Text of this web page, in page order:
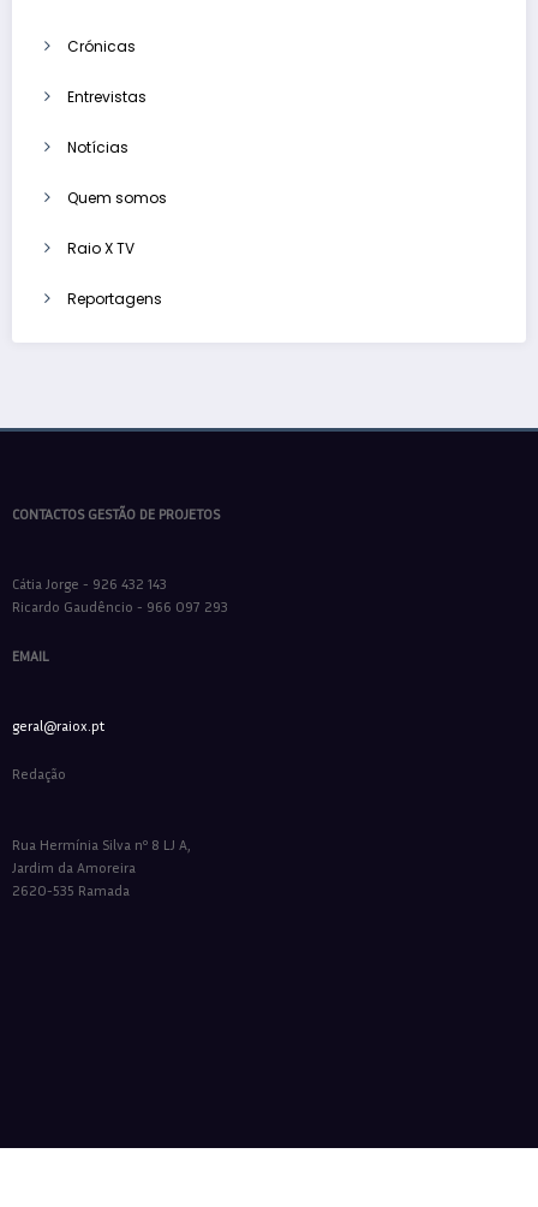
Crónicas
Entrevistas
Notícias
Quem somos
Raio X TV
Reportagens
CONTACTOS GESTÃO DE PROJETOS
Cátia Jorge - 926 432 143
Ricardo Gaudêncio - 966 097 293
EMAIL
geral@raiox.pt
Redação
Rua Hermínia Silva nº 8 LJ A,
Jardim da Amoreira
2620-535 Ramada